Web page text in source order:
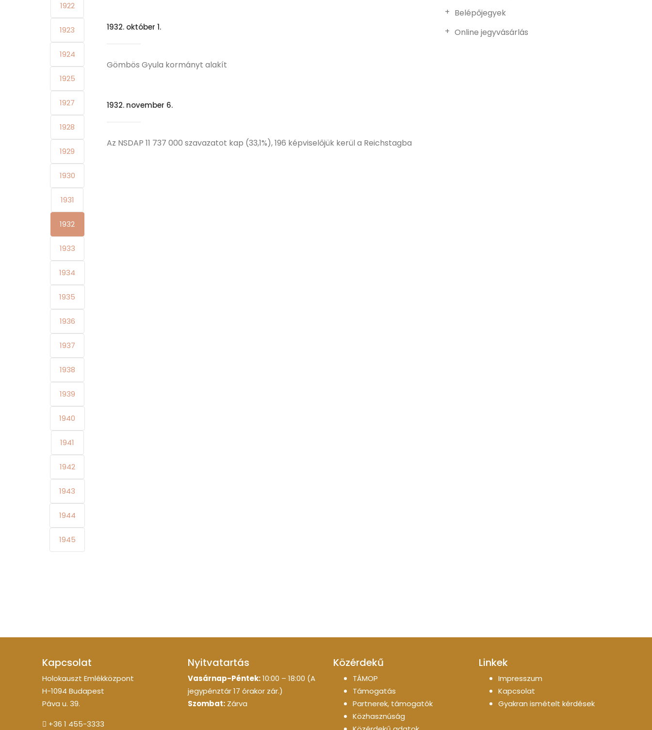
1922
1923
1924
1925
1927
1928
1929
1930
1931
1932
1933
1934
1935
1936
1937
1938
1939
1940
1941
1942
1943
1944
1945
1932. október 1.
Gömbös Gyula kormányt alakít
1932. november 6.
Az NSDAP 11 737 000 szavazatot kap (33,1%), 196 képviselőjük kerül a Reichstagba
Belépőjegyek
Online jegyvásárlás
Kapcsolat
Holokauszt Emlékközpont
H-1094 Budapest
Páva u. 39.
+36 1 455-3333
Nyitvatartás
Vasárnap-Péntek:10:00 – 18:00 (A
jegypénztár 17 órakor zár.)
Szombat: Zárva
Közérdekű
TÁMOP
Támogatás
Partnerek, támogatók
Közhasznúság
Linkek
Impresszum
Kapcsolat
Gyakran ismételt kérdések